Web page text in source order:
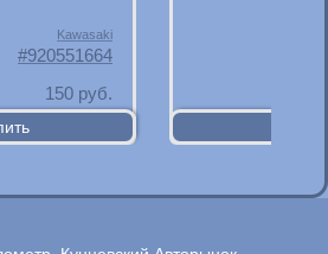
Kawasaki
920551664
150 руб.